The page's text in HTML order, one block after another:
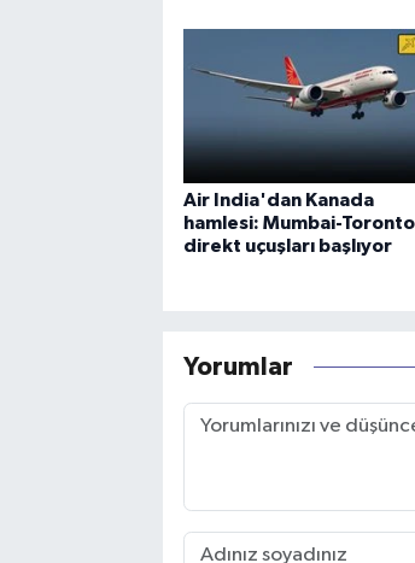
Air India'dan Kanada
hamlesi: Mumbai-Toronto
direkt uçuşları başlıyor
Yorumlar